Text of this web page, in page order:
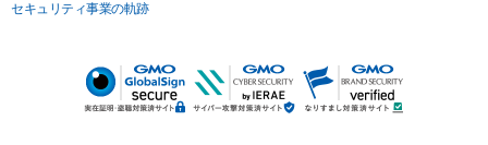
セキュリティ事業の軌跡